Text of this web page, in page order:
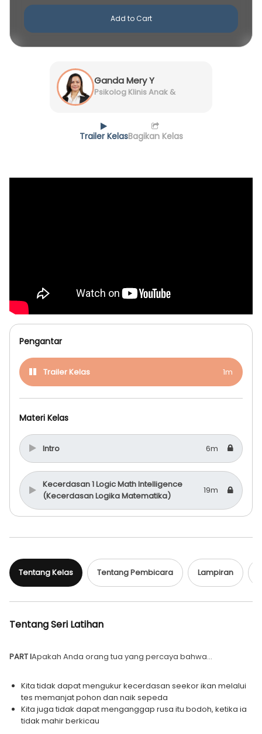
Add to Cart
Ganda Mery Y
Simatupang, M.Psi.,
Psikolog Klinis Anak &
Trailer KelasBagikan Kelas
Pengantar
Trailer Kelas 1m
Materi Kelas
Intro 6m
Kecerdasan 1 Logic Math Intelligence
(Kecerdasan Logika Matematika)
19m
21m
Kecerdasan 3 Bodily/Kinesthetic
Intelligence (Kecerdasan Kinestetik)
21m
Kecerdasan 4 Interpersonal Intelligence
Tentang Kelas Tentang Pembicara Lampiran
Tentang Seri Latihan
PART IApakah Anda orang tua yang percaya bahwa…
Kita tidak dapat mengukur kecerdasan seekor ikan melalui
tes memanjat pohon dan naik sepeda
Kita juga tidak dapat menganggap rusa itu bodoh, ketika ia
tidak mahir berkicau